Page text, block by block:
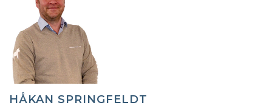
HÅKAN SPRINGFELDT